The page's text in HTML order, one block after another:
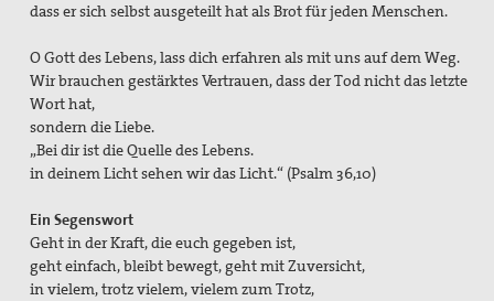
dass er sich selbst ausgeteilt hat als Brot für jeden Menschen.
O Gott des Lebens, lass dich erfahren als mit uns auf dem Weg.
Wir brauchen gestärktes Vertrauen, dass der Tod nicht das letzte
Wort hat,
sondern die Liebe.
„Bei dir ist die Quelle des Lebens.
in deinem Licht sehen wir das Licht.“ (Psalm 36,10)
Ein Segenswort
Geht in der Kraft, die euch gegeben ist,
geht einfach, bleibt bewegt, geht mit Zuversicht,
in vielem, trotz vielem, vielem zum Trotz,